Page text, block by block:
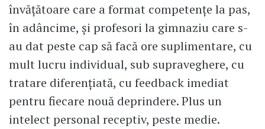
învățătoare care a format competențe la pas,
în adâncime, și profesori la gimnaziu care s-
au dat peste cap să facă ore suplimentare, cu
mult lucru individual, sub supraveghere, cu
tratare diferențiată, cu feedback imediat
pentru fiecare nouă deprindere. Plus un
intelect personal receptiv, peste medie.